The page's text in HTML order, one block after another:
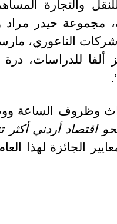
والتجارة
مجموعة حيدر مراد
الناعوري،
للدراسات،
وظروف الساعة
اقتصاد أردني أكثر
الجائزة لهذا